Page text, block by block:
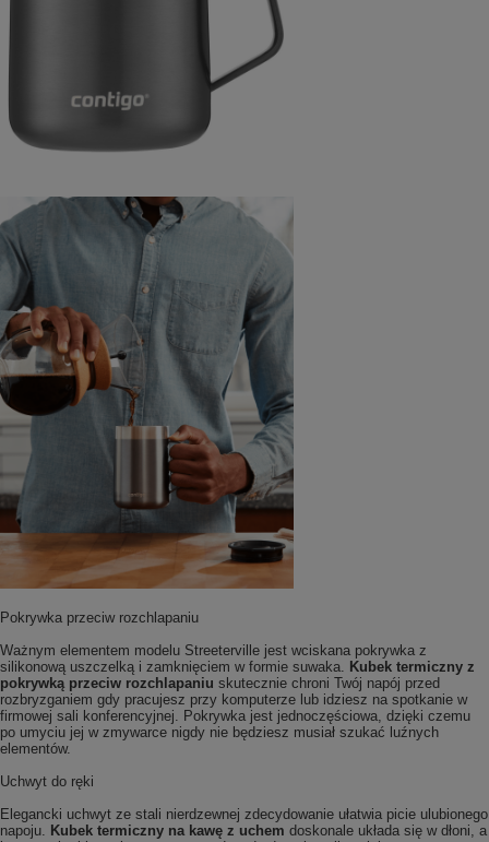
Pokrywka przeciw rozchlapaniu
Ważnym elementem modelu Streeterville jest wciskana pokrywka z
silikonową uszczelką i zamknięciem w formie suwaka.
Kubek termiczny z
pokrywką przeciw rozchlapaniu skutecznie chroni Twój napój przed
rozbryzganiem gdy pracujesz przy komputerze lub idziesz na spotkanie w
firmowej sali konferencyjnej. Pokrywka jest jednoczęściowa, dzięki czemu
po umyciu jej w zmywarce nigdy nie będziesz musiał szukać luźnych
elementów.
Uchwyt do ręki
Elegancki uchwyt ze stali nierdzewnej zdecydowanie ułatwia picie ulubionego
napoju.
Kubek termiczny na kawę z uchem doskonale układa się w dłoni, a